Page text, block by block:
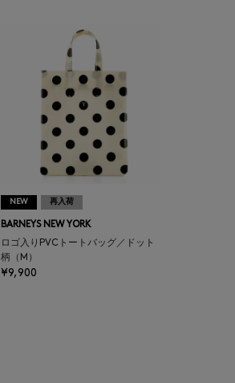
NEW 再入荷
BARNEYS NEW YORK
ロゴ入りPVCトートバッグ／ドット
柄（M）
¥9,900